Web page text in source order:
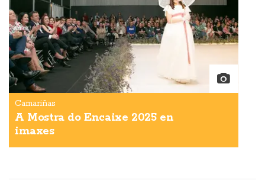
Camariñas
A Mostra do Encaixe 2025 en
imaxes